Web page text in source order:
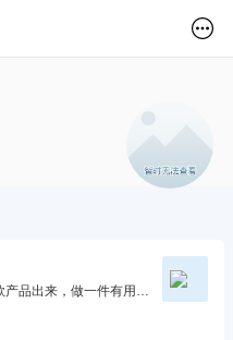
答：实话说最初真的的因为想亲手造一款产品出来，做一件有用有意义的事情。而后慢慢发现，产品经理基本在协同（可能和环境有关系吧），不同公司不同的业务模型不同的资源分配导致产品经理的地位大相径庭，已经没有最初的热忱，不过好的是坚定的走着这条路，学习着来自四面八方的知识。退一步，我也不知道自己应该